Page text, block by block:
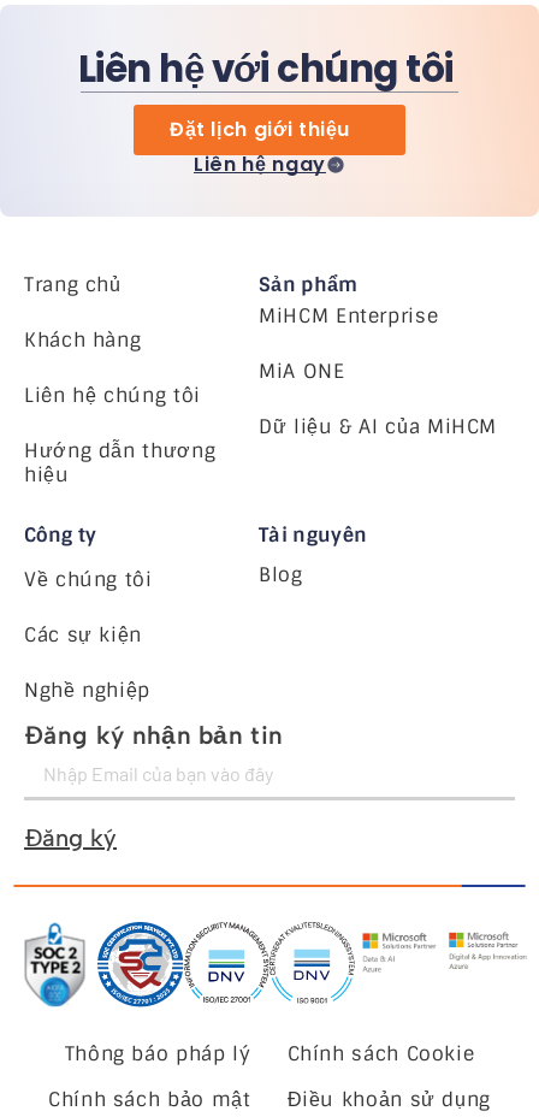
Liên hệ với chúng tôi
Đặt lịch giới thiệu
Liên hệ ngay
Trang chủ
Khách hàng
Liên hệ chúng tôi
Hướng dẫn thương
hiệu
Sản phẩm
MiHCM Enterprise
MiA ONE
Dữ liệu & AI của MiHCM
Công ty
Về chúng tôi
Các sự kiện
Nghề nghiệp
Tài nguyên
Blog
Đăng ký nhận bản tin
Đăng ký
Thông báo pháp lý
Chính sách Cookie
Chính sách bảo mật
Điều khoản sử dụng